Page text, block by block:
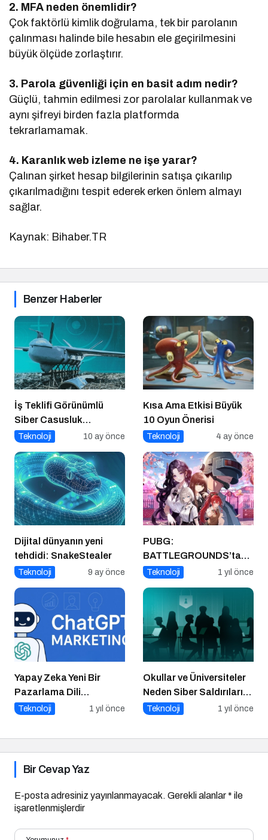
2. MFA neden önemlidir?
Çok faktörlü kimlik doğrulama, tek bir parolanın
çalınması halinde bile hesabın ele geçirilmesini
büyük ölçüde zorlaştırır.
3. Parola güvenliği için en basit adım nedir?
Güçlü, tahmin edilmesi zor parolalar kullanmak ve
aynı şifreyi birden fazla platformda
tekrarlamamak.
4. Karanlık web izleme ne işe yarar?
Çalınan şirket hesap bilgilerinin satışa çıkarılıp
çıkarılmadığını tespit ederek erken önlem almayı
sağlar.
Kaynak: Bihaber.TR
Benzer Haberler
İş Teklifi Görünümlü
Siber Casusluk
Operasyonu
Teknoloji 10 ay önce
Kısa Ama Etkisi Büyük
10 Oyun Önerisi
Teknoloji 4 ay önce
Dijital dünyanın yeni
tehdidi: SnakeStealer
Teknoloji 9 ay önce
PUBG:
BATTLEGROUNDS’tan
1 Nisan Şakası
Teknoloji 1 yıl önce
Yapay Zeka Yeni Bir
Pazarlama Dili
Konuşuyor:
Fırsatlar
Teknoloji 1 yıl önce
Okullar ve Üniversiteler
Neden Siber Saldırıların
Hedefinde?
Teknoloji 1 yıl önce
Bir Cevap Yaz
E-posta adresiniz yayınlanmayacak. Gerekli alanlar* ile
işaretlenmişlerdir